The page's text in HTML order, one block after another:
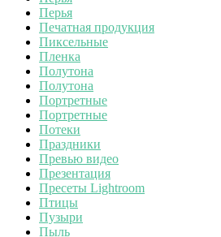
Перья
Печатная продукция
Пиксельные
Пленка
Полутона
Полутона
Портретные
Портретные
Потеки
Праздники
Превью видео
Презентация
Пресеты Lightroom
Птицы
Пузыри
Пыль